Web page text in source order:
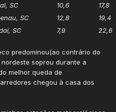
SC 10,6
17,8
SC 12,8
19,4
SC 7,9 22,6
predominou(ao contrário do
soprou durante a
melhor queda de
chegou à casa dos